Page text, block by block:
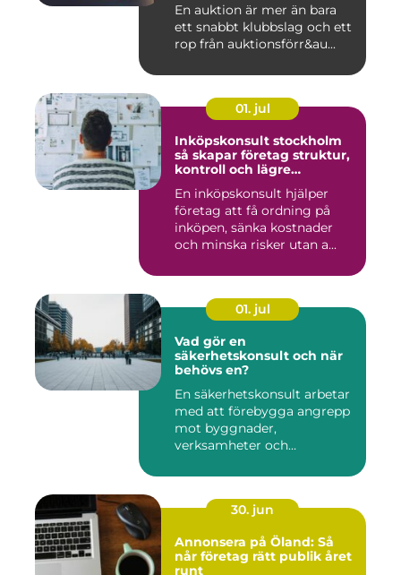
En auktion är mer än bara
ett snabbt klubbslag och ett
rop från auktionsförr&au...
01. jul
Inköpskonsult stockholm
så skapar företag struktur,
kontroll och lägre
En inköpskonsult hjälper
företag att få ordning på
inköpen, sänka kostnader
och minska risker utan a...
01. jul
Vad gör en
säkerhetskonsult och när
behövs en?
En säkerhetskonsult arbetar
med att förebygga angrepp
mot byggnader,
verksamheter och
30. jun
Annonsera på Öland: Så
når företag rätt publik året
runt